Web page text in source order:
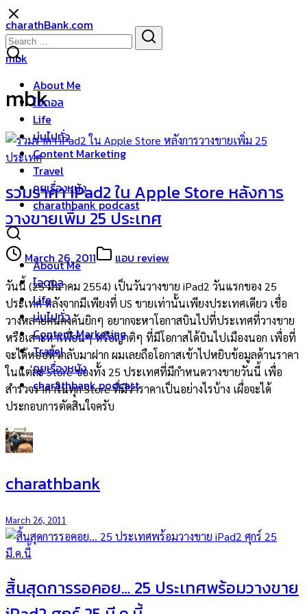
Skip
to
content
charathBank.com
About Me
ไอดอล
Life
บ่นไปทั่ว
Content Marketing
Travel
คุยเรื่องหนัง
charathbank podcast
About Me
ไอดอล
Life
บ่นไปทั่ว
Content Marketing
Travel
คุยเรื่องหนัง
charathbank podcast
Search
for:
mbk
mbk
รวมราคา iPad2 ใน Apple Store หลังการ
วางขายเพิ่ม 25 ประเทศ
March 26, 2011 แอบ review
วันนี้ (25 มีนาคม 2554) เป็นวันวางขาย iPad2 วันแรกของ 25
ประเทศ หลังจากมีเพียงที่ US ขายเท่านั้นเพียงประเทศเดียว เชื่อ
วางหลายคนคงคันยิกๆ อยากจะหาโอกาสบินไปที่ประเทศที่วางขาย
หรือเสาะหาเพื่อนๆ หรือญาติๆ ที่มีโอกาสได้บินไปเมืองนอก เพื่อที่
จะได้หอบหิ้วกลับมาฝาก ผมเลยถือโอกาสเข้าไปหยิบข้อมูลด้านราคา
ในแต่ละ Store ของทั้ง 25 ประเทศที่มีกำหนดวางขายวันนี้ เพื่อ
สำรวจราคาในทุก Store ที่มีว่าราคาเป็นอย่างไรบ้าง เผื่อจะได้
ประกอบการตัดสินใจครับ
charathbank
March 26, 2011
สิ้นสุดการรอคอย… 25 ประเทศพร้อมวางขาย